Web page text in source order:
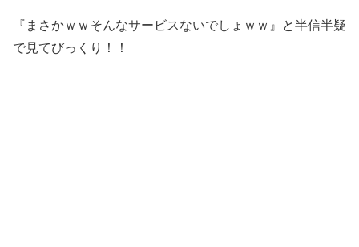
『まさかｗｗそんなサービスないでしょｗｗ』と半信半疑
で見てびっくり！！